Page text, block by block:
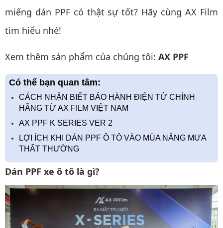
miếng dán PPF có thật sự tốt? Hãy cùng AX Film
tìm hiểu nhé!
Xem thêm sản phẩm của chúng tôi: AX PPF
Có thể bạn quan tâm:
CÁCH NHẬN BIẾT BẢO HÀNH ĐIỆN TỬ CHÍNH
HÃNG TỪ AX FILM VIỆT NAM
AX PPF K SERIES VER 2
LỢI ÍCH KHI DÁN PPF Ô TÔ VÀO MÙA NẮNG MƯA
THẤT THƯỜNG
Dán PPF xe ô tô là gì?